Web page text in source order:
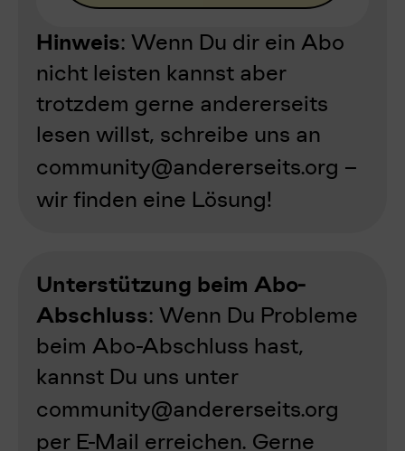
Hinweis: Wenn Du dir ein Abo
nicht leisten kannst aber
trotzdem gerne andererseits
lesen willst, schreibe uns an
community@andererseits.org –
wir finden eine Lösung!
Unterstützung beim Abo-
Abschluss: Wenn Du Probleme
beim Abo-Abschluss hast,
kannst Du uns unter
community@andererseits.org
per E-Mail erreichen. Gerne